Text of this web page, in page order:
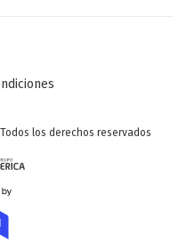
Todos los derechos reservados